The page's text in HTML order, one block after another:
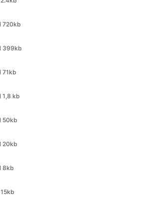
71kb
1,8 kb
50kb
20kb
8kb